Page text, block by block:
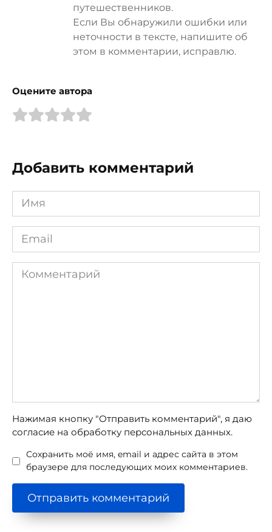
путешественников.
Если Вы обнаружили ошибки или
неточности в тексте, напишите об
этом в комментарии, исправлю.
Оцените автора
Добавить комментарий
Имя
*
Email
*
Комментарий
Нажимая кнопку "Отправить комментарий", я даю
согласие на обработку персональных данных.
Сохранить моё имя, email и адрес сайта в этом
браузере для последующих моих комментариев.